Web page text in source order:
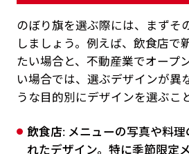
のぼり旗を選ぶ際には、まずそ
しましょう。例えば、飲食店で
たい場合と、不動産業でオープ
い場合では、選ぶデザインが異
うな目的別にデザインを選ぶこ
飲食店: メニューの写真や料
れたデザイン。特に季節限定